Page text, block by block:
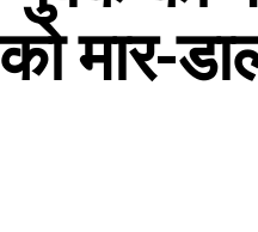
मार-